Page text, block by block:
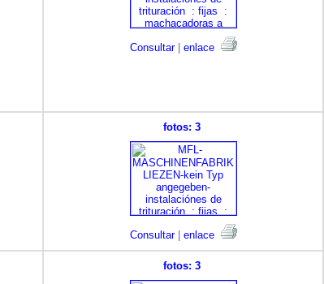
Consultar| enlace
fotos: 3
Consultar| enlace
fotos: 3